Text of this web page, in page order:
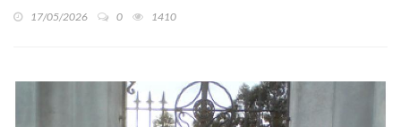
17/05/2026 0 1410